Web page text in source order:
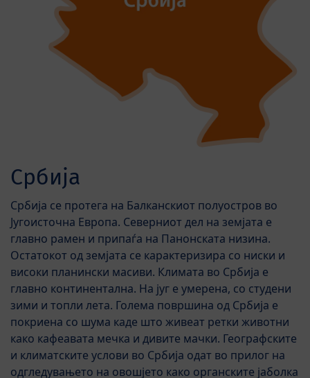
Србија
Србија се протега на Балканскиот полуостров во
Југоисточна Европа. Северниот дел на земјата е
главно рамен и припаѓа на Панонската низина.
Остатокот од земјата се карактеризира со ниски и
високи планински масиви. Климата во Србија е
главно континентална. На југ е умерена, со студени
зими и топли лета. Голема површина од Србија е
покриена со шума каде што живеат ретки животни
како кафеавата мечка и дивите мачки. Географските
и климатските услови во Србија одат во прилог на
одгледувањето на овошјето како органските јаболка